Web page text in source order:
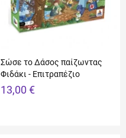
Σώσε το Δάσος παίζωντας
Φιδάκι - Επιτραπέζιο
13,00 €